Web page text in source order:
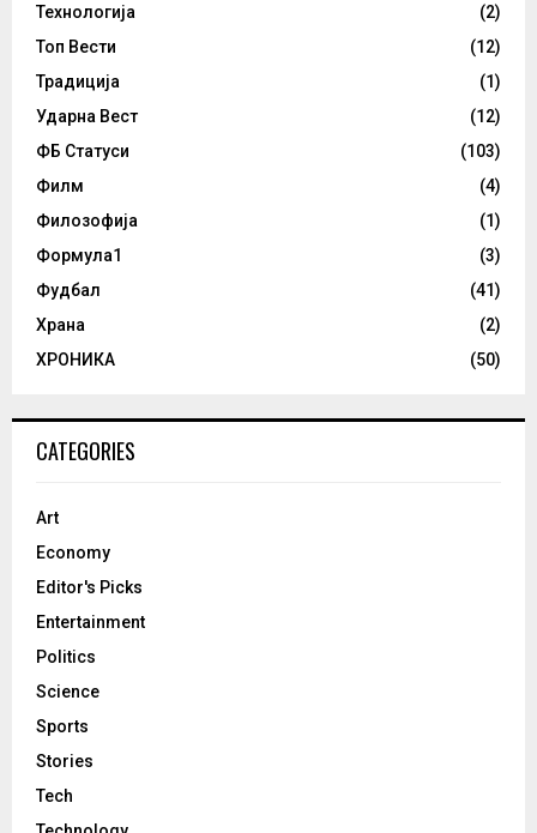
Технологија
(2)
Топ Вести
(12)
Традиција
(1)
Ударна Вест
(12)
ФБ Статуси
(103)
Филм
(4)
Филозофија
(1)
Формула1
(3)
Фудбал
(41)
Храна
(2)
ХРОНИКА
(50)
CATEGORIES
Art
Economy
Editor's Picks
Entertainment
Politics
Science
Sports
Stories
Tech